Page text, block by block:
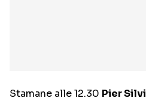
Stamane alle 12.30 Pier